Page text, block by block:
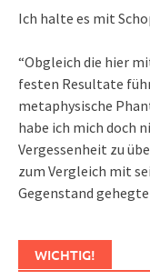
Ich halte es mit
“Obgleich die hier
festen Resultate
metaphysische
habe ich mich doch
Vergessenheit zu
zum Vergleich mit
Gegenstand
WICHTIG!